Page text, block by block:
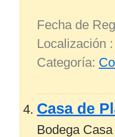
Fecha de
Localización :
Categoría:
Casa de
Bodega